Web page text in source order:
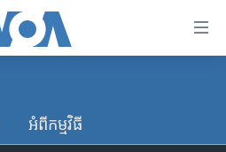
អំពី​កម្មវិធី​